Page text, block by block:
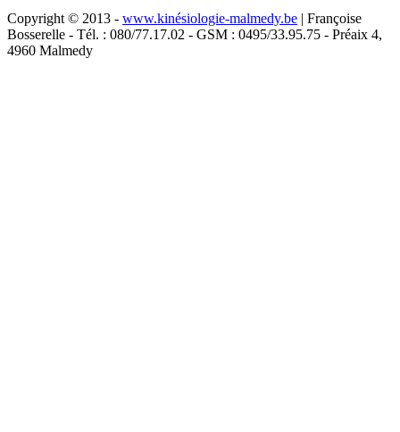
Copyright © 2013 - www.kinésiologie-malmedy.be | Françoise
Bosserelle - Tél. : 080/77.17.02 - GSM : 0495/33.95.75 - Préaix 4,
4960 Malmedy